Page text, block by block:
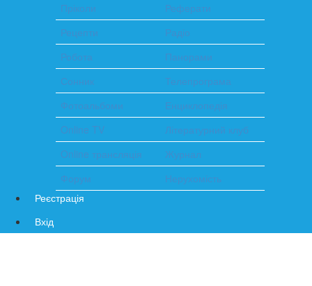
Пріколи
Реферати
Рецепти
Радіо
Робота
Панорами
Сонник
Телепрограма
Фотоальбоми
Енциклопедія
Online TV
Літературний клуб
Online трансляція
Журнал
Форум
Нерухомість
Реєстрація
Вхід